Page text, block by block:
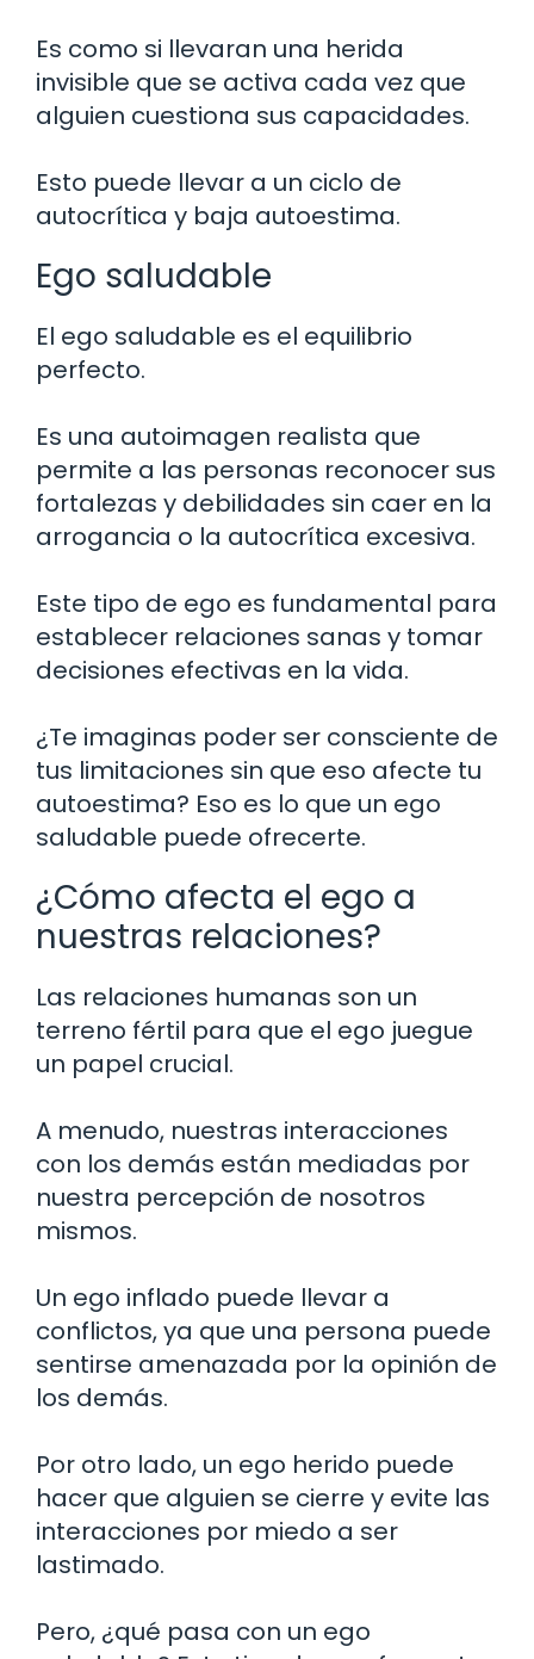
Es como si llevaran una herida
invisible que se activa cada vez que
alguien cuestiona sus capacidades.
Esto puede llevar a un ciclo de
autocrítica y baja autoestima.
Ego saludable
El ego saludable es el equilibrio
perfecto.
Es una autoimagen realista que
permite a las personas reconocer sus
fortalezas y debilidades sin caer en la
arrogancia o la autocrítica excesiva.
Este tipo de ego es fundamental para
establecer relaciones sanas y tomar
decisiones efectivas en la vida.
¿Te imaginas poder ser consciente de
tus limitaciones sin que eso afecte tu
autoestima? Eso es lo que un ego
saludable puede ofrecerte.
¿Cómo afecta el ego a
nuestras relaciones?
Las relaciones humanas son un
terreno fértil para que el ego juegue
un papel crucial.
A menudo, nuestras interacciones
con los demás están mediadas por
nuestra percepción de nosotros
mismos.
Un ego inflado puede llevar a
conflictos, ya que una persona puede
sentirse amenazada por la opinión de
los demás.
Por otro lado, un ego herido puede
hacer que alguien se cierre y evite las
interacciones por miedo a ser
lastimado.
Pero, ¿qué pasa con un ego